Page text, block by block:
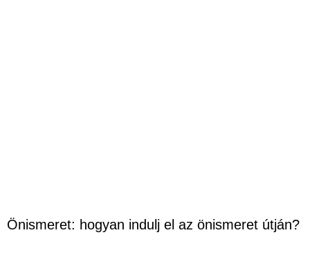
Önismeret: hogyan indulj el az önismeret útján?